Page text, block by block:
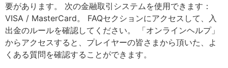
要があります。 次の金融取引システムを使用できます：
VISA / MasterCard。 FAQセクションにアクセスして、入
出金のルールを確認してください。 「オンラインヘルプ」
からアクセスすると、プレイヤーの皆さまから頂いた、よ
くある質問を確認することができます。